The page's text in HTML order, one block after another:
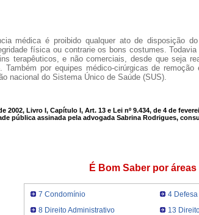
médica é proibido qualquer ato de disposição
física ou contrarie os bons costumes.
terapêuticos, e não comerciais, desde que seja
Também por equipes médico-cirúrgicas de
nacional do Sistema Único de Saúde (SUS).
2002, Livro I, Capítulo I, Art. 13 e Lei nº 9.434, de 4 de
pública assinada pela advogada Sabrina Rodrigues,
É Bom Saber por áreas
7 Condomínio
4
8 Direito Administrativo
13